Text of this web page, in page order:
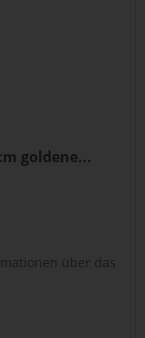
goldene...
über das